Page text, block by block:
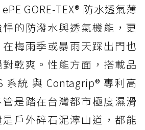
GORE-TEX® 防水透氣薄
的防潑水與透氣機能，更
梅雨季或暴雨天踩出門也
乾爽。性能方面，搭載品
系統 與 Contagrip® 專利高
是踏在台灣都市極度濕滑
戶外碎石泥濘山道，都能